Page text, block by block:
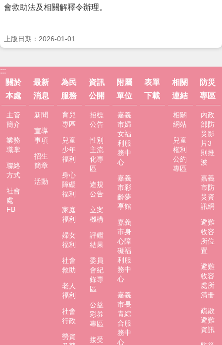
會救助法及相關解釋令辦理。
上版日期：2026-01-01
:::
關於
本處
主管
簡介
業務
職掌
聯絡
方式
社會
處
FB
最新
消息
新聞
宣導
事項
招生
簡章
活動
為民
服務
育兒
專區
兒童
少年
福利
身心
障礙
福利
家庭
福利
婦女
福利
社會
救助
老人
福利
社會
行政
勞資
資訊
公開
招標
公告
性別
主流
化專
區
違規
公告
立案
機構
評鑑
結果
委員
會紀
錄專
區
公益
彩券
專區
接受
附屬
單位
嘉義
市婦
女福
利服
務中
心
嘉義
市彩
齡夢
享館
嘉義
市身
心障
礙福
利服
務中
心
嘉義
市長
青綜
合服
務中
心
表單
下載
相關
連結
相關
網站
兒童
權利
公約
專區
防災
專區
內政
部防
災影
片3
則推
波
嘉義
市防
災資
訊網
避難
收容
所位
置
避難
收容
處所
清冊
疏散
避難
資訊